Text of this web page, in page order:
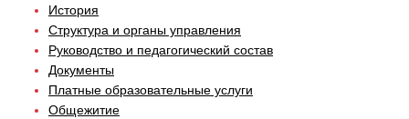
История
Структура и органы управления
Руководство и педагогический состав
Документы
Платные образовательные услуги
Общежитие